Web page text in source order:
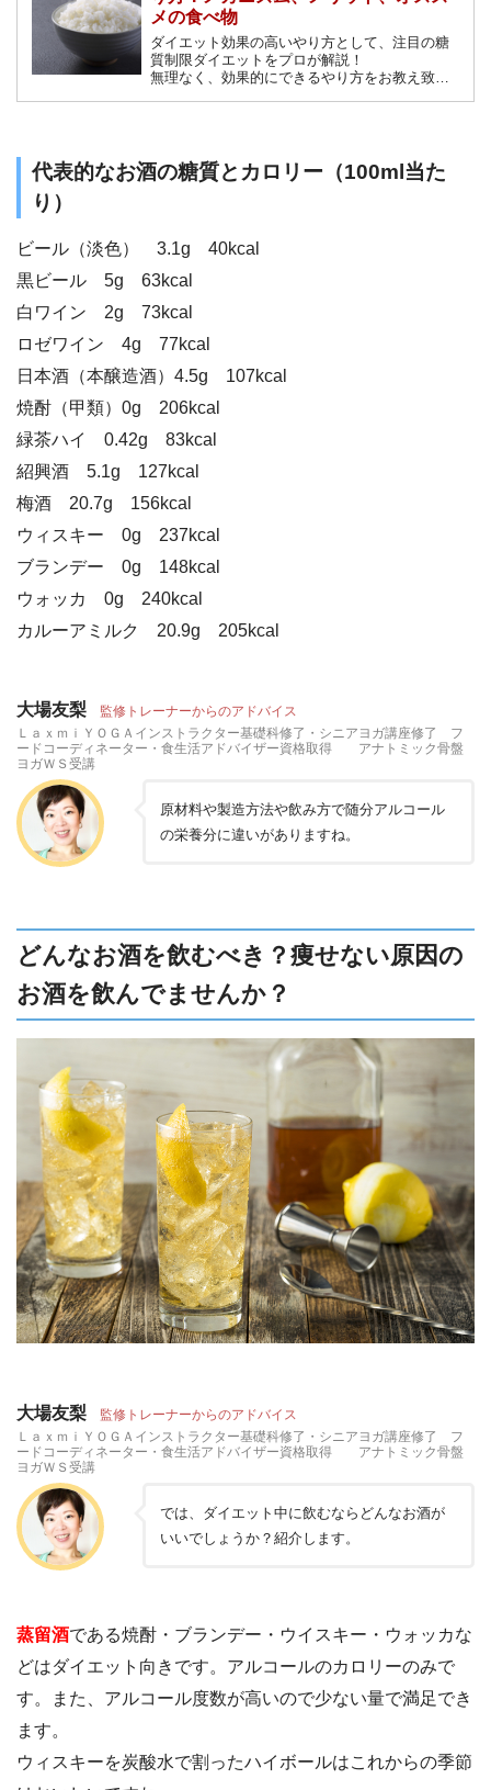
メの食べ物
ダイエット効果の高いやり方として、注目の糖
質制限ダイエットをプロが解説！
無理なく、効果的にできるやり方をお教え致し
代表的なお酒の糖質とカロリー（100ml当た
り）
ビール（淡色） 3.1g 40kcal
黒ビール 5g 63kcal
白ワイン 2g 73kcal
ロゼワイン 4g 77kcal
日本酒（本醸造酒）4.5g 107kcal
焼酎（甲類）0g 206kcal
緑茶ハイ 0.42g 83kcal
紹興酒 5.1g 127kcal
梅酒 20.7g 156kcal
ウィスキー 0g 237kcal
ブランデー 0g 148kcal
ウォッカ 0g 240kcal
カルーアミルク 20.9g 205kcal
大場友梨 監修トレーナーからのアドバイス
ＬａｘｍｉＹＯＧＡインストラクター基礎科修了・シニアヨガ講座修了 フ
ードコーディネーター・食生活アドバイザー資格取得 アナトミック骨盤
ヨガＷＳ受講
原材料や製造方法や飲み方で随分アルコール
の栄養分に違いがありますね。
どんなお酒を飲むべき？痩せない原因の
お酒を飲んでませんか？
大場友梨 監修トレーナーからのアドバイス
ＬａｘｍｉＹＯＧＡインストラクター基礎科修了・シニアヨガ講座修了 フ
ードコーディネーター・食生活アドバイザー資格取得 アナトミック骨盤
ヨガＷＳ受講
では、ダイエット中に飲むならどんなお酒が
いいでしょうか？紹介します。
蒸留酒である焼酎・ブランデー・ウイスキー・ウォッカな
どはダイエット向きです。アルコールのカロリーのみで
す。また、アルコール度数が高いので少ない量で満足でき
ます。
ウィスキーを炭酸水で割ったハイボールはこれからの季節